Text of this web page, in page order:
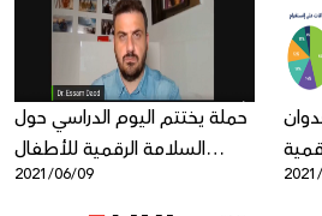
حملة يختتم اليوم الدراسي حول
السلامة الرقمية للأطفال
والشباب في القدس
2021/06/09